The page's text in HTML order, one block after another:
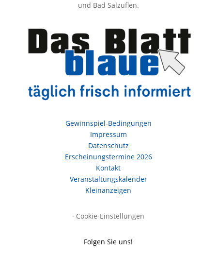
und Bad Salzuflen.
Gewinnspiel-Bedingungen
Impressum
Datenschutz
Erscheinungstermine 2026
Kontakt
Veranstaltungskalender
Kleinanzeigen
· Cookie-Einstellungen
Folgen Sie uns!